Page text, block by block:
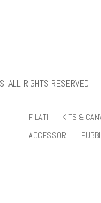
RIGHTS RESERVED
FILATI KITS &
ACCESSORI